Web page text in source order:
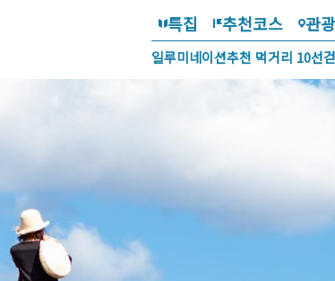
특집 추천코스 관
일루미네이션추천 먹거리 10선